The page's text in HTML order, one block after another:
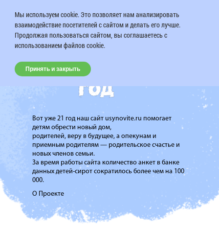
Вот уже 21 год наш сайт usynovite.ru помогает
детям обрести новый дом,
родителей, веру в будущее, а опекунам и
приемным родителям — родительское счастье и
новых членов семьи.
За время работы сайта количество анкет в банке
данных детей-сирот сократилось более чем на 100
000.
О Проекте
Мы используем cookie. Это позволяет нам анализировать
взаимодействие посетителей с сайтом и делать его лучше.
Продолжая пользоваться сайтом, вы соглашаетесь с
использованием файлов cookie.
Принять и закрыть